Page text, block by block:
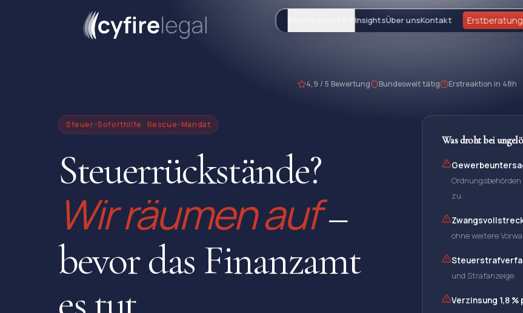
InsightsÜber unsKontakt Erstberatung
4,9 / 5 Bewertung Bundesweit tätig Erstreaktion in 48h
Steuer-Soforthilfe · Rescue-Mandat
Steuerrückstände?
Wir räumen auf–
bevor das Finanzamt
Was droht bei
Ordnungsbehörden
zu.
ohne weitere
und Strafanzeige.
Verzinsung 1,8 %